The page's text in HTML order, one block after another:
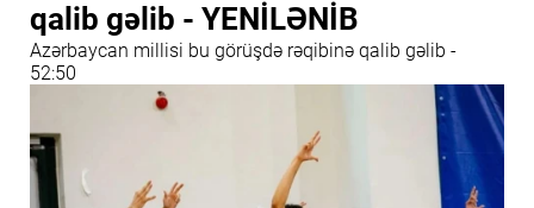
qalib gəlib - YENİLƏNİB
Azərbaycan millisi bu görüşdə rəqibinə qalib gəlib -
52:50